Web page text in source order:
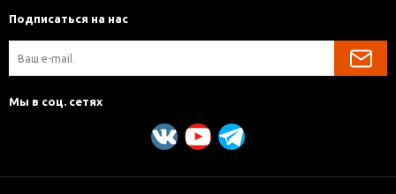
Подписаться на нас
Мы в соц. сетях